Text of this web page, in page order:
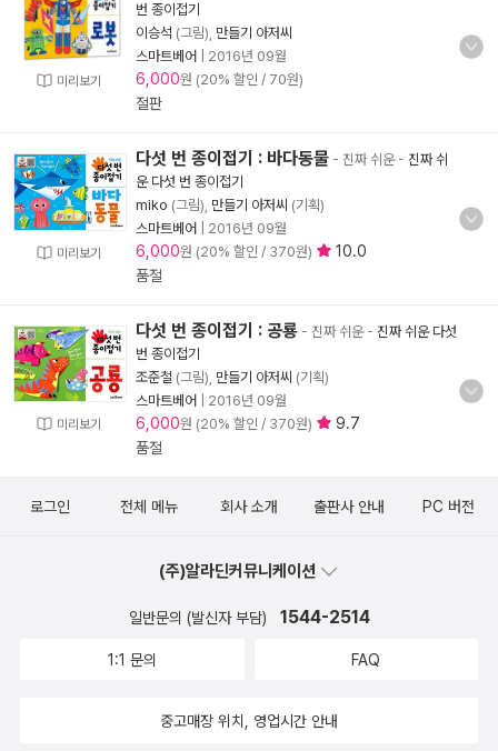
미리보기
번 종이접기
이승석 (그림), 만들기 아저씨
스마트베어
2016년 09월
6,000원 (20% 할인 / 70원)
절판
미리보기
다섯 번 종이접기 : 바다동물 - 진짜 쉬운- 진짜 쉬
운 다섯 번 종이접기
miko (그림), 만들기 아저씨 (기획)
스마트베어
2016년 09월
6,000원 (20% 할인 / 370원)
10.0
품절
미리보기
다섯 번 종이접기 : 공룡 - 진짜 쉬운- 진짜 쉬운 다섯
번 종이접기
조준철 (그림), 만들기 아저씨 (기획)
스마트베어
2016년 09월
6,000원 (20% 할인 / 370원)
9.7
품절
로그인 전체 메뉴 회사 소개 출판사 안내 PC 버전
(주)알라딘커뮤니케이션
일반문의 (발신자 부담) 1544-2514
1:1 문의 FAQ
중고매장 위치, 영업시간 안내